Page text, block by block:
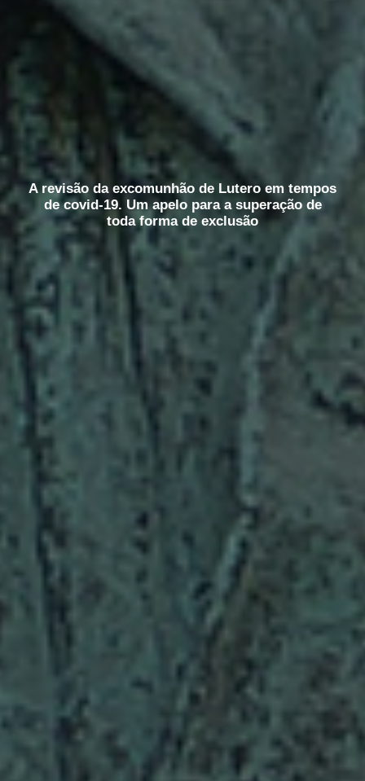
A revisão da excomunhão de Lutero em tempos
de covid-19. Um apelo para a superação de
toda forma de exclusão